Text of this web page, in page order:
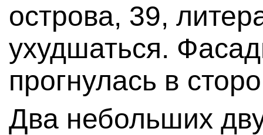
острова, 39,
ухудшаться.
прогнулась в
Два небольших